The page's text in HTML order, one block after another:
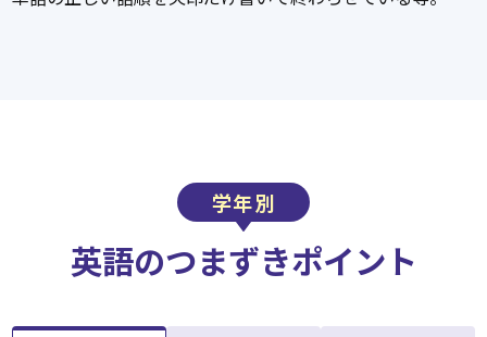
学年別
英語のつまずきポイント